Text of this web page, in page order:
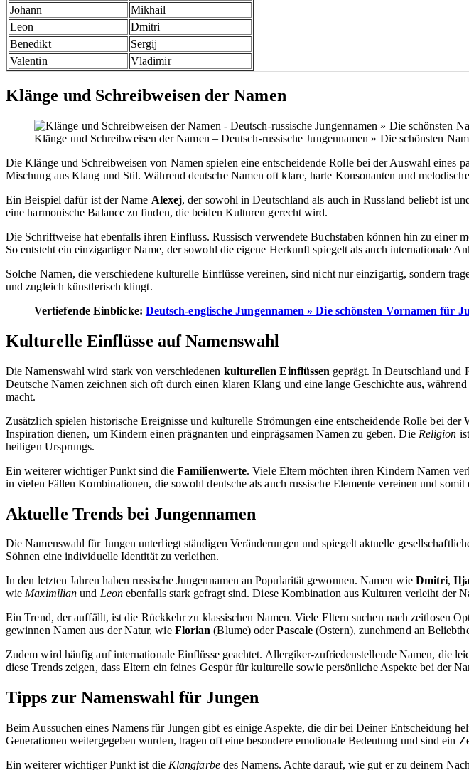
Johann
Mikhail
Leon
Dmitri
Benedikt
Sergij
Valentin
Vladimir
Klänge und Schreibweisen der Namen
Klänge und Schreibweisen der Namen – Deutsch-russische Jungennamen » Die schönsten
Die Klänge und Schreibweisen von Namen spielen eine entscheidende Rolle bei der Auswahl eines
Mischung aus Klang und Stil. Während deutsche Namen oft klare, harte Konsonanten und
Ein Beispiel dafür ist der Name Alexej, der sowohl in Deutschland als auch in Russland beliebt ist
eine harmonische Balance zu finden, die beiden Kulturen gerecht wird.
Die Schriftweise hat ebenfalls ihren Einfluss. Russisch verwendete Buchstaben können hin zu einer
So entsteht ein einzigartiger Name, der sowohl die eigene Herkunft spiegelt als auch internationale
Solche Namen, die verschiedene kulturelle Einflüsse vereinen, sind nicht nur einzigartig, sondern
und zugleich künstlerisch klingt.
Vertiefende Einblicke: Deutsch-englische Jungennamen » Die schönsten Vornamen für
Kulturelle Einflüsse auf Namenswahl
Die Namenswahl wird stark von verschiedenen kulturellen Einflüssen geprägt. In Deutschland und
Deutsche Namen zeichnen sich oft durch einen klaren Klang und eine lange Geschichte aus,
macht.
Zusätzlich spielen historische Ereignisse und kulturelle Strömungen eine entscheidende Rolle bei
Inspiration dienen, um Kindern einen prägnanten und einprägsamen Namen zu geben. Die Religion
heiligen Ursprungs.
Ein weiterer wichtiger Punkt sind dieFamilienwerte. Viele Eltern möchten ihren Kindern Namen
in vielen Fällen Kombinationen, die sowohl deutsche als auch russische Elemente vereinen und
Aktuelle Trends bei Jungennamen
Die Namenswahl für Jungen unterliegt ständigen Veränderungen und spiegelt aktuelle
Söhnen eine individuelle Identität zu verleihen.
In den letzten Jahren haben russische Jungennamen an Popularität gewonnen. Namen wie Dmitri,
wieMaximilian und Leonebenfalls stark gefragt sind. Diese Kombination aus Kulturen verleiht der
Ein Trend, der auffällt, ist die Rückkehr zu klassischen Namen. Viele Eltern suchen nach zeitlosen
gewinnen Namen aus der Natur, wie Florian (Blume) oderPascale(Ostern), zunehmend an
Zudem wird häufig auf internationale Einflüsse geachtet. Allergiker-zufriedenstellende Namen, die
diese Trends zeigen, dass Eltern ein feines Gespür für kulturelle sowie persönliche Aspekte bei der
Tipps zur Namenswahl für Jungen
Beim Aussuchen eines Namens für Jungen gibt es einige Aspekte, die dir bei Deiner Entscheidung
Generationen weitergegeben wurden, tragen oft eine besondere emotionale Bedeutung und sind ein
Ein weiterer wichtiger Punkt ist die Klangfarbedes Namens. Achte darauf, wie gut er zu deinem